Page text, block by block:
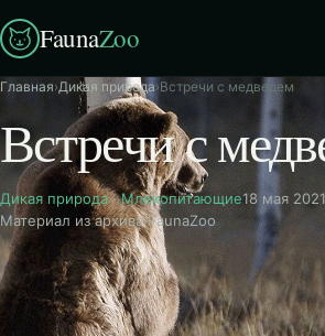
FaunaZoo
Главная›Дикая природа›Встречи с медведем
Встречи с
Дикая природа·Млекопитающие18 мая 2021
Материал из архива FaunaZoo